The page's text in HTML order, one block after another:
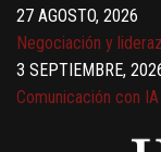
27 AGOSTO, 2026
Negociación y
3 SEPTIEMBRE,
Comunicación con IA